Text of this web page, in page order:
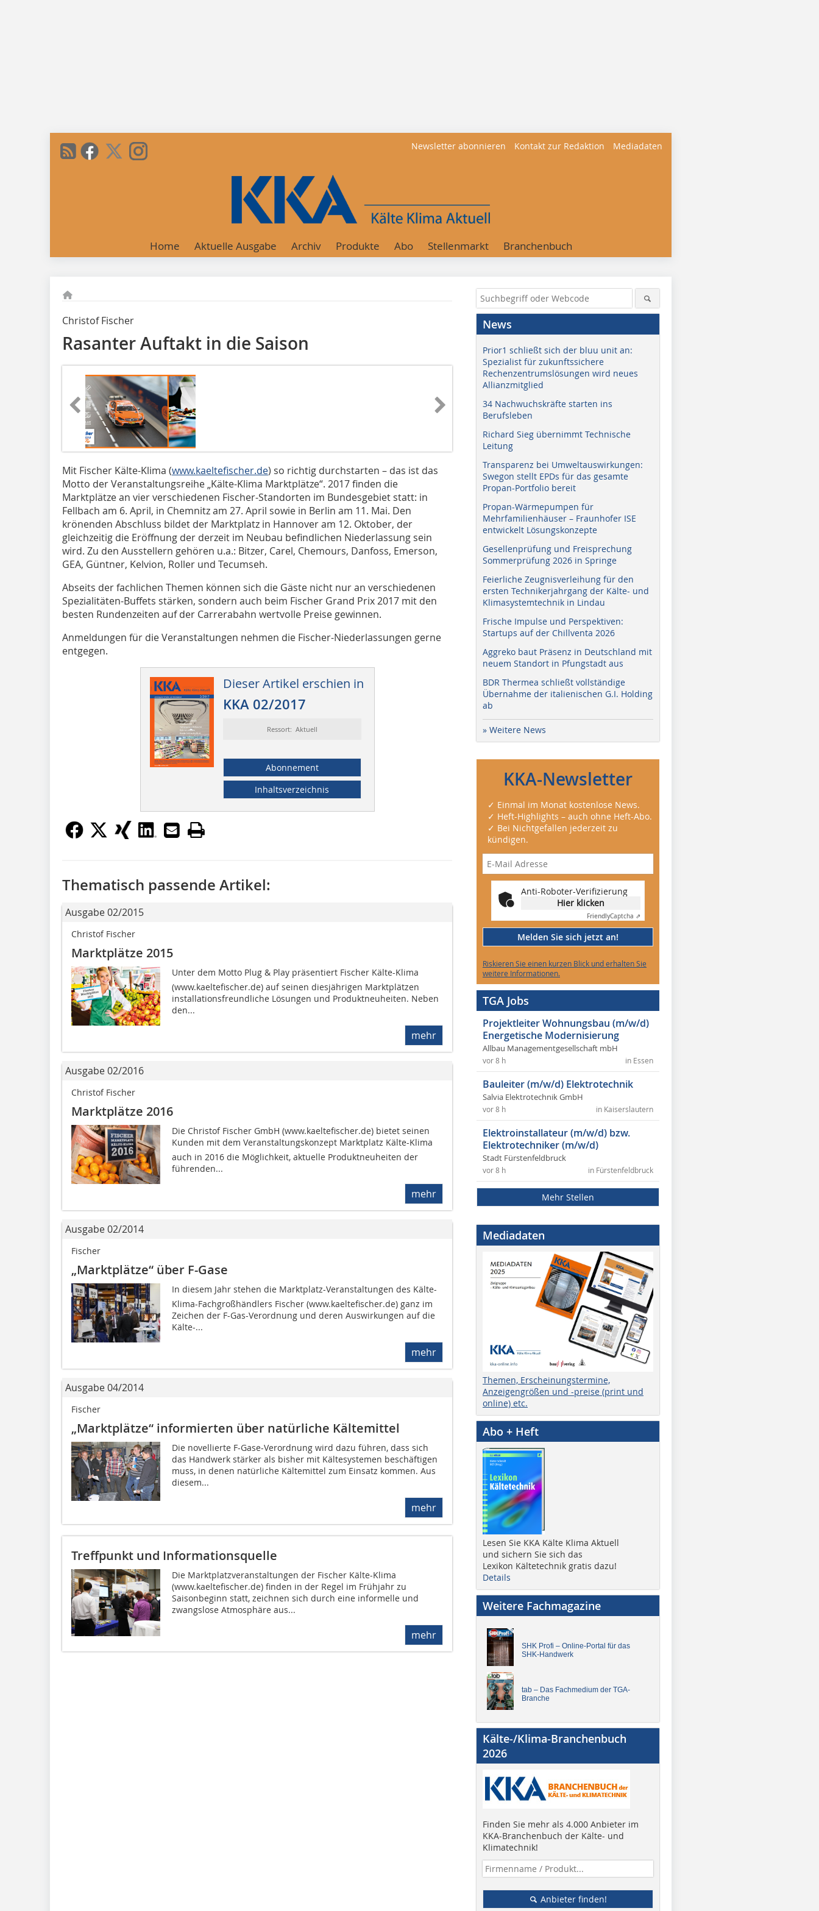
Newsletter abonnieren Kontakt zur Redaktion Mediadaten
Home Aktuelle Ausgabe Archiv Produkte Abo Stellenmarkt Branchenbuch
Christof Fischer
Rasanter Auftakt in die Saison
Mit Fischer Kälte-Klima (www.kaeltefischer.de) so richtig durchstarten – das ist das
Motto der Veranstaltungsreihe „Kälte-Klima Marktplätze“. 2017 finden die
Marktplätze an vier verschiedenen Fischer-Standorten im Bundesgebiet statt: in
Fellbach am 6. April, in Chemnitz am 27. April sowie in Berlin am 11. Mai. Den
krönenden Abschluss bildet der Marktplatz in Hannover am 12. Oktober, der
gleichzeitig die Eröffnung der derzeit im Neubau befindlichen Niederlassung sein
wird. Zu den Ausstellern gehören u.a.: Bitzer, Carel, Chemours, Danfoss, Emerson,
GEA, Güntner, Kelvion, Roller und Tecumseh.
Abseits der fachlichen Themen können sich die Gäste nicht nur an verschiedenen
Spezialitäten-Buffets stärken, sondern auch beim Fischer Grand Prix 2017 mit den
besten Rundenzeiten auf der Carrerabahn wertvolle Preise gewinnen.
Anmeldungen für die Veranstaltungen nehmen die Fischer-Niederlassungen gerne
entgegen.
Dieser Artikel erschien in
KKA 02/2017
Ressort: Aktuell
Abonnement
Inhaltsverzeichnis
Thematisch passende Artikel:
Ausgabe 02/2015
Christof Fischer
Marktplätze 2015
Unter dem Motto Plug & Play präsentiert Fischer Kälte-Klima
(www.kaeltefischer.de) auf seinen diesjährigen Marktplätzen
installationsfreundliche Lösungen und Produktneuheiten. Neben
den...
mehr
Ausgabe 02/2016
Christof Fischer
Marktplätze 2016
Die Christof Fischer GmbH (www.kaeltefischer.de) bietet seinen
Kunden mit dem Veranstaltungskonzept Marktplatz Kälte-Klima
auch in 2016 die Möglichkeit, aktuelle Produktneuheiten der
führenden...
mehr
Ausgabe 02/2014
Fischer
„Marktplätze“ über F-Gase
In diesem Jahr stehen die Marktplatz-Veranstaltungen des Kälte-
Klima-Fachgroßhändlers Fischer (www.kaeltefischer.de) ganz im
Zeichen der F-Gas-Verordnung und deren Auswirkungen auf die
Kälte-...
mehr
Ausgabe 04/2014
Fischer
„Marktplätze“ informierten über natürliche Kältemittel
Die novellierte F-Gase-Verordnung wird dazu führen, dass sich
das Handwerk stärker als bisher mit Kältesystemen beschäftigen
muss, in denen natürliche Kältemittel zum Einsatz kommen. Aus
diesem...
mehr
Treffpunkt und Informationsquelle
Die Marktplatzveranstaltungen der Fischer Kälte-Klima
(www.kaeltefischer.de) finden in der Regel im Frühjahr zu
Saisonbeginn statt, zeichnen sich durch eine informelle und
zwangslose Atmosphäre aus...
mehr
News
Prior1 schließt sich der bluu unit an:
Spezialist für zukunftssichere
Rechenzentrumslösungen wird neues
Allianzmitglied
34 Nachwuchskräfte starten ins
Berufsleben
Richard Sieg übernimmt Technische
Leitung
Transparenz bei Umweltauswirkungen:
Swegon stellt EPDs für das gesamte
Propan-Portfolio bereit
Propan-Wärmepumpen für
Mehrfamilienhäuser – Fraunhofer ISE
entwickelt Lösungskonzepte
Gesellenprüfung und Freisprechung
Sommerprüfung 2026 in Springe
Feierliche Zeugnisverleihung für den
ersten Technikerjahrgang der Kälte- und
Klimasystemtechnik in Lindau
Frische Impulse und Perspektiven:
Startups auf der Chillventa 2026
Aggreko baut Präsenz in Deutschland mit
neuem Standort in Pfungstadt aus
BDR Thermea schließt vollständige
Übernahme der italienischen G.I. Holding
ab
» Weitere News
KKA-Newsletter
✓ Einmal im Monat kostenlose News.
✓ Heft-Highlights – auch ohne Heft-Abo.
✓ Bei Nichtgefallen jederzeit zu
kündigen.
Anti-Roboter-Verifizierung
Hier klicken
FriendlyCaptcha ⇗
Melden Sie sich jetzt an!
Riskieren Sie einen kurzen Blick und erhalten Sie
weitere Informationen.
TGA Jobs
Projektleiter Wohnungsbau (m/w/d)
Energetische Modernisierung
Allbau Managementgesellschaft mbH
in Essen
vor 8 h
Bauleiter (m/w/d) Elektrotechnik
Salvia Elektrotechnik GmbH
in Kaiserslautern
vor 8 h
Elektroinstallateur (m/w/d) bzw.
Elektrotechniker (m/w/d)
Stadt Fürstenfeldbruck
in Fürstenfeldbruck
vor 8 h
Mehr Stellen
Mediadaten
Themen, Erscheinungstermine,
Anzeigengrößen und -preise (print und
online) etc.
Abo + Heft
Lesen Sie KKA Kälte Klima Aktuell
und sichern Sie sich das
Lexikon Kältetechnik gratis dazu!
Details
Weitere Fachmagazine
SHK Profi – Online-Portal für das
SHK-Handwerk
tab – Das Fachmedium der TGA-
Branche
Kälte-/Klima-Branchenbuch
2026
Finden Sie mehr als 4.000 Anbieter im
KKA-Branchenbuch der Kälte- und
Klimatechnik!
Anbieter finden!